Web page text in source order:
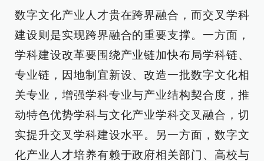
数字文化产业人才贵在跨界融合，而交叉学科
建设则是实现跨界融合的重要支撑。一方面，
学科建设改革要围绕产业链加快布局学科链、
专业链，因地制宜新设、改造一批数字文化相
关专业，增强学科专业与产业结构契合度，推
动特色优势学科与文化产业学科交叉融合，切
实提升交叉学科建设水平。另一方面，数字文
化产业人才培养有赖于政府相关部门、高校与